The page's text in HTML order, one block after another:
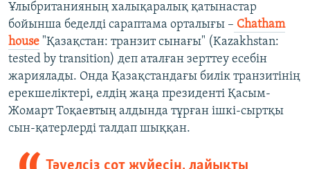
Ұлыбританияның халықаралық қатынастар
бойынша беделді сараптама орталығы – Chatham
house "Қазақстан: транзит сынағы" (Kazakhstan:
tested by transition) деп аталған зерттеу есебін
жариялады. Онда Қазақстандағы билік транзитінің
ерекшеліктері, елдің жаңа президенті Қасым-
Жомарт Тоқаевтың алдында тұрған ішкі-сыртқы
сын-қатерлерді талдап шыққан.